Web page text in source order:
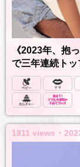
《2023年、抱
で三年連続ト
1811 views ･